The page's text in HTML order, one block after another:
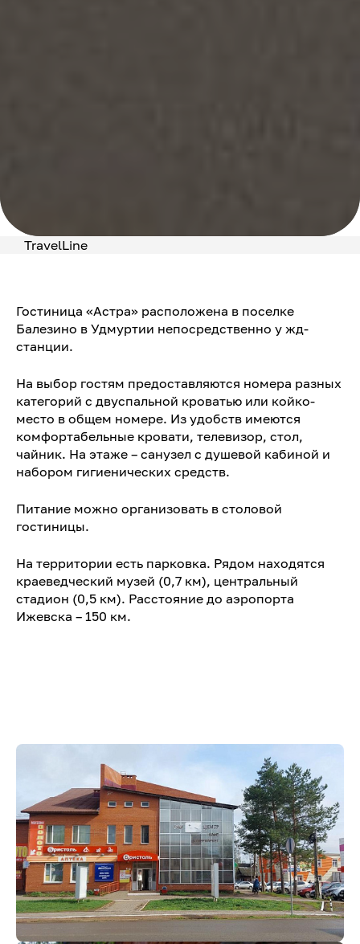
TravelLine
Гостиница «Астра» расположена в поселке
Балезино в Удмуртии непосредственно у жд-
станции.
На выбор гостям предоставляются номера разных
категорий с двуспальной кроватью или койко-
место в общем номере. Из удобств имеются
комфортабельные кровати, телевизор, стол,
чайник. На этаже – санузел с душевой кабиной и
набором гигиенических средств.
Питание можно организовать в столовой
гостиницы.
На территории есть парковка. Рядом находятся
краеведческий музей (0,7 км), центральный
стадион (0,5 км). Расстояние до аэропорта
Ижевска – 150 км.